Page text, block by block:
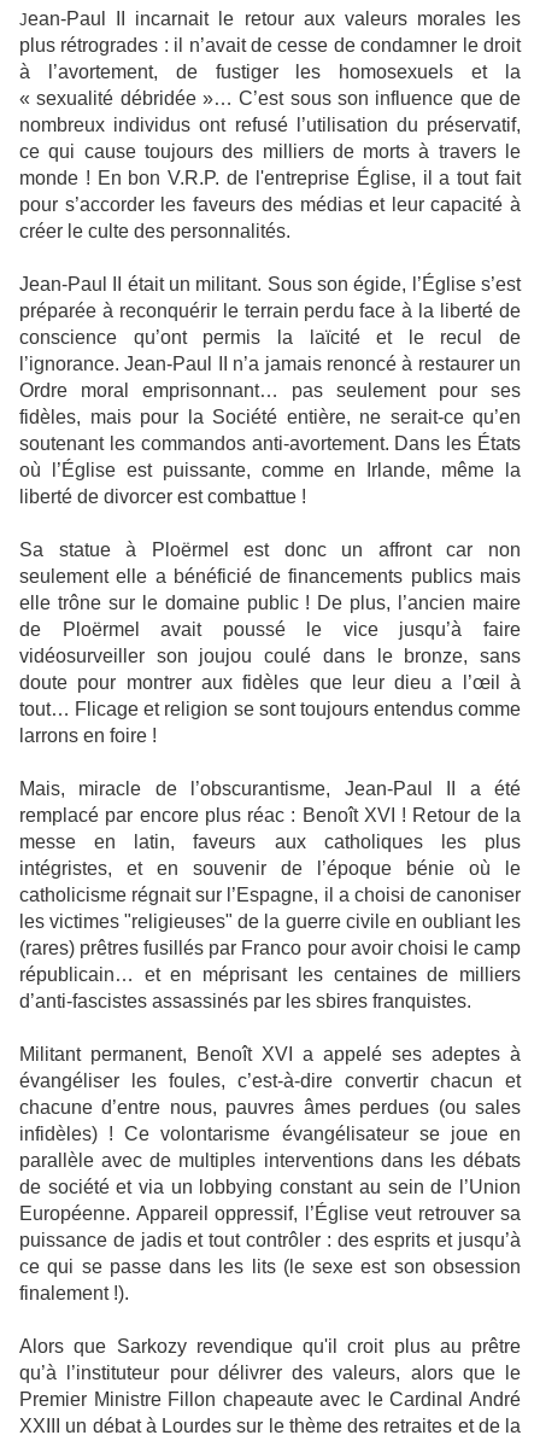
Jean-Paul II incarnait le retour aux valeurs morales les
plus rétrogrades : il n’avait de cesse de condamner le droit
à l’avortement, de fustiger les homosexuels et la
« sexualité débridée »… C’est sous son influence que de
nombreux individus ont refusé l’utilisation du préservatif,
ce qui cause toujours des milliers de morts à travers le
monde ! En bon V.R.P. de l'entreprise Église, il a tout fait
pour s’accorder les faveurs des médias et leur capacité à
créer le culte des personnalités.
Jean-Paul II était un militant. Sous son égide, l’Église s’est
préparée à reconquérir le terrain perdu face à la liberté de
conscience qu’ont permis la laïcité et le recul de
l’ignorance. Jean-Paul II n’a jamais renoncé à restaurer un
Ordre moral emprisonnant… pas seulement pour ses
fidèles, mais pour la Société entière, ne serait-ce qu’en
soutenant les commandos anti-avortement. Dans les États
où l’Église est puissante, comme en Irlande, même la
liberté de divorcer est combattue !
Sa statue à Ploërmel est donc un affront car non
seulement elle a bénéficié de financements publics mais
elle trône sur le domaine public ! De plus, l’ancien maire
de Ploërmel avait poussé le vice jusqu’à faire
vidéosurveiller son joujou coulé dans le bronze, sans
doute pour montrer aux fidèles que leur dieu a l’œil à
tout… Flicage et religion se sont toujours entendus comme
larrons en foire !
Mais, miracle de l’obscurantisme, Jean-Paul II a été
remplacé par encore plus réac : Benoît XVI ! Retour de la
messe en latin, faveurs aux catholiques les plus
intégristes, et en souvenir de l’époque bénie où le
catholicisme régnait sur l’Espagne, il a choisi de canoniser
les victimes "religieuses" de la guerre civile en oubliant les
(rares) prêtres fusillés par Franco pour avoir choisi le camp
républicain… et en méprisant les centaines de milliers
d’anti-fascistes assassinés par les sbires franquistes.
Militant permanent, Benoît XVI a appelé ses adeptes à
évangéliser les foules, c’est-à-dire convertir chacun et
chacune d’entre nous, pauvres âmes perdues (ou sales
infidèles) ! Ce volontarisme évangélisateur se joue en
parallèle avec de multiples interventions dans les débats
de société et via un lobbying constant au sein de l’Union
Européenne. Appareil oppressif, l’Église veut retrouver sa
puissance de jadis et tout contrôler : des esprits et jusqu’à
ce qui se passe dans les lits (le sexe est son obsession
finalement !).
Alors que Sarkozy revendique qu'il croit plus au prêtre
qu’à l’instituteur pour délivrer des valeurs, alors que le
Premier Ministre Fillon chapeaute avec le Cardinal André
XXIII un débat à Lourdes sur le thème des retraites et de la